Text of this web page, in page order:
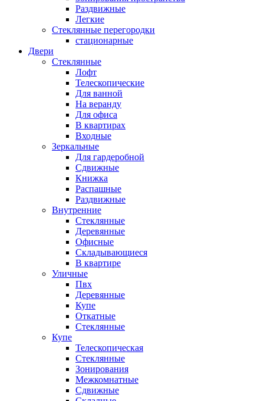
Раздвижные
Легкие
Стеклянные перегородки
стационарные
Двери
Стеклянные
Лофт
Телескопические
Для ванной
На веранду
Для офиса
В квартирах
Входные
Зеркальные
Для гардеробной
Сдвижные
Книжка
Распашные
Раздвижные
Внутренние
Стеклянные
Деревянные
Офисные
Складывающиеся
В квартире
Уличные
Пвх
Деревянные
Купе
Откатные
Стеклянные
Купе
Телескопическая
Стеклянные
Зонирования
Межкомнатные
Сдвижные